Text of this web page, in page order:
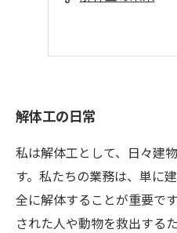
解体工の日常
私は解体工として、日々建
す。私たちの業務は、単に
全に解体することが重要で
された人や動物を救出する